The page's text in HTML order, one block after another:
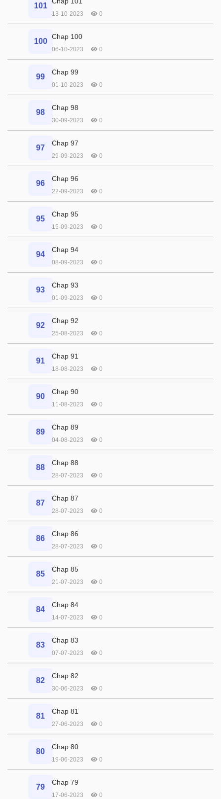
101
13-10-2023 0
100
Chap 100
06-10-2023 0
99
Chap 99
01-10-2023 0
98
Chap 98
30-09-2023 0
97
Chap 97
29-09-2023 0
96
Chap 96
22-09-2023 0
95
Chap 95
15-09-2023 0
94
Chap 94
08-09-2023 0
93
Chap 93
01-09-2023 0
92
Chap 92
25-08-2023 0
91
Chap 91
18-08-2023 0
90
Chap 90
11-08-2023 0
89
Chap 89
04-08-2023 0
88
Chap 88
28-07-2023 0
87
Chap 87
28-07-2023 0
86
Chap 86
28-07-2023 0
85
Chap 85
21-07-2023 0
84
Chap 84
14-07-2023 0
83
Chap 83
07-07-2023 0
82
Chap 82
30-06-2023 0
81
Chap 81
27-06-2023 0
80
Chap 80
19-06-2023 0
79
Chap 79
17-06-2023 0